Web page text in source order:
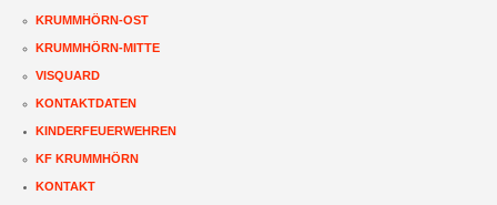
KRUMMHÖRN-OST
KRUMMHÖRN-MITTE
VISQUARD
KONTAKTDATEN
KINDERFEUERWEHREN
KF KRUMMHÖRN
KONTAKT